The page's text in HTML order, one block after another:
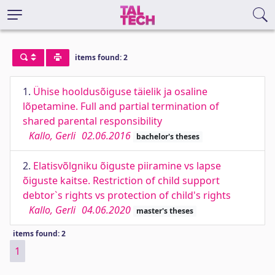
items found: 2
1. Ühise hooldusõiguse täielik ja osaline
lõpetamine. Full and partial termination of
shared parental responsibility
Kallo, Gerli 02.06.2016 bachelor's theses
2. Elatisvõlgniku õiguste piiramine vs lapse
õiguste kaitse. Restriction of child support
debtor`s rights vs protection of child's rights
Kallo, Gerli 04.06.2020 master's theses
items found: 2
1